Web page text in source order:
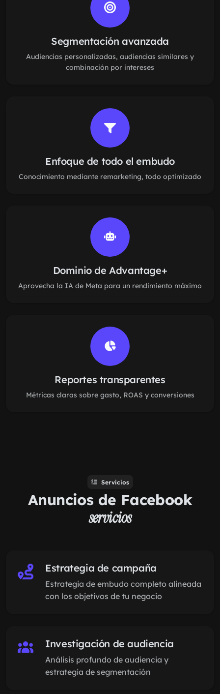
Segmentación avanzada
Audiencias personalizadas, audiencias similares y
combinación por intereses
Enfoque de todo el embudo
Conocimiento mediante remarketing, todo optimizado
Dominio de Advantage+
Aprovecha la IA de Meta para un rendimiento máximo
Reportes transparentes
Métricas claras sobre gasto, ROAS y conversiones
Servicios
Anuncios de Facebook
servicios
Estrategia de campaña
Estrategia de embudo completo alineada
con los objetivos de tu negocio
Investigación de audiencia
Análisis profundo de audiencia y
estrategia de segmentación